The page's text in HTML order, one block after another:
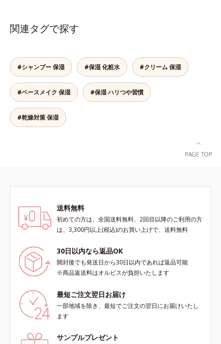
ルコ樹皮エキス、油溶性甘草エキス
きを生かして澄み渡る、輝き透明肌
を叶えます。L＝さっぱりタイプ
ンの生成を抑え、シミ・ソバカスを
防ぐ*2 日本化粧品業界で初めてメ
ラニンの第三のルートに着目し、日
本放射線影響学会第53回大会で
*3 うるおいにより透明感のある肌
*4 うるおいによる*5 メラノサイト
など※ウォッシュには高圧処理ビタ
は配合されていません。
プ（脂性肌～普通肌）M＝しっとり
タイプ（普通肌～乾性肌）*1 シ
ミ・ソバカスが肌表面にあらわれる
こと*2 メラニンの生成を抑え、シ
表したこと*5 うるおいによる*6 メ
の理論を応用し、全方位的に肌の底
上げを図ります。さらに、シミと年
齢肌の“メラニンメタボ(*2)”にアプ
ローチして、澄みわたる美肌を目指
します。*1 年齢を重ねた肌*2 メラ
ニンが過剰に生成する状態*3 メラ
ニンの生成を抑え、シミ・ソバカス
を防ぐ*4 コラーゲン・トリペプチ
ド Ｆ
な年齢肌の“メラニンメタボ(*4)”に
アプローチして、澄みわたる美肌を
目指します。*1 メラニンの生成を
抑え、シミ・ソバカスを防ぐ*2 角
関連タグで探す
#シャンプー 保湿 #保湿 化粧水 #クリーム 保湿
#ベースメイク 保湿 #保湿 ハリつや習慣
#乾燥対策 保湿
送料無料
初めての方は、全国送料無料、2回目以降のご利用の方
は、3,300円以上(税込)のお買い上げで、送料無料
30日以内なら返品OK
開封後でも発送日から30日以内であれば返品可能
※商品返送料はオルビスが負担いたします
最短ご注文翌日お届け
一部地域を除き、最短でご注文の翌日にお届けいたし
ます
サンプルプレゼント